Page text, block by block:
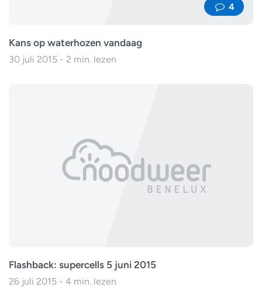
4
Kans op waterhozen vandaag
30 juli 2015 - 2 min. lezen
Flashback: supercells 5 juni 2015
26 juli 2015 - 4 min. lezen